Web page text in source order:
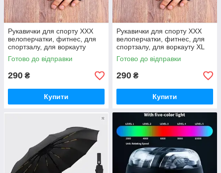
Рукавички для спорту XXX
велоперчатки, фитнес, для
спортзалу, для воркауту
Готово до відправки
290 ₴
Купити
Рукавички для спорту XXX
велоперчатки, фитнес, для
спортзалу, для воркауту XL
Готово до відправки
290 ₴
Купити